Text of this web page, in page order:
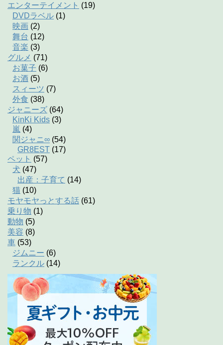
エンターテイメント (19)
DVDラベル (1)
映画 (2)
舞台 (12)
音楽 (3)
グルメ (71)
お菓子 (6)
お酒 (5)
スィーツ (7)
外食 (38)
ジャニーズ (64)
KinKi Kids (3)
嵐 (4)
関ジャニ∞ (54)
GR8EST (17)
ペット (57)
犬 (47)
出産：子育て (14)
猫 (10)
モヤモヤっとする話 (61)
乗り物 (1)
動物 (5)
美容 (8)
車 (53)
ジムニー (6)
ランクル (14)